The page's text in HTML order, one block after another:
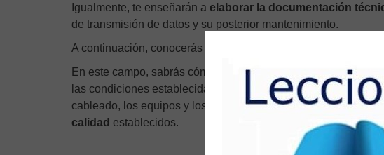
Igualmente, te enseñarán a elaborar la documentación
de transmisión de datos y su posterior mantenimiento.
A continuación, conocerás
En este campo, sabrás cómo controlar el montaje y
las condiciones establecidas en el plan general de ejecución.
cableado, los equipos y los dispositivos de red de acuerdo
calidad establecidos.